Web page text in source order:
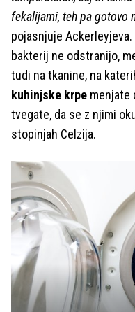
fekalijami, teh pa gotovo
pojasnjuje
bakterij ne odstranijo,
tudi na tkanine, na
kuhinjske krpe menjate
tvegate, da se z njimi
stopinjah Celzija.